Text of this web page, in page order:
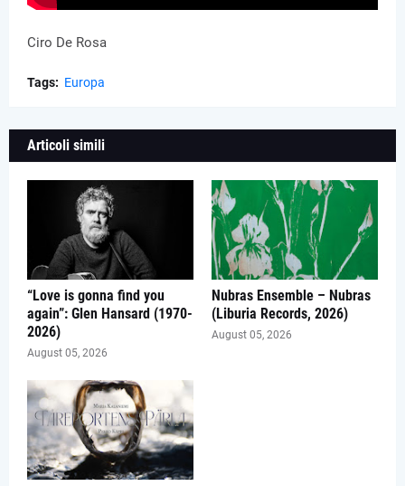
Ciro De Rosa
Tags: Europa
Articoli simili
“Love is gonna find you
again”: Glen Hansard (1970-
2026)
August 05, 2026
Nubras Ensemble – Nubras
(Liburia Records, 2026)
August 05, 2026